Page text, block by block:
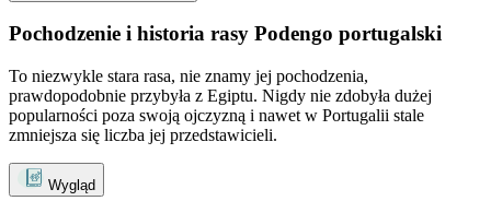
Pochodzenie i historia rasy Podengo portugalski
To niezwykle stara rasa, nie znamy jej pochodzenia,
prawdopodobnie przybyła z Egiptu. Nigdy nie zdobyła dużej
popularności poza swoją ojczyzną i nawet w Portugalii stale
zmniejsza się liczba jej przedstawicieli.
Wygląd